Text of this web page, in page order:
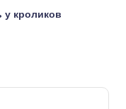
у кроликов